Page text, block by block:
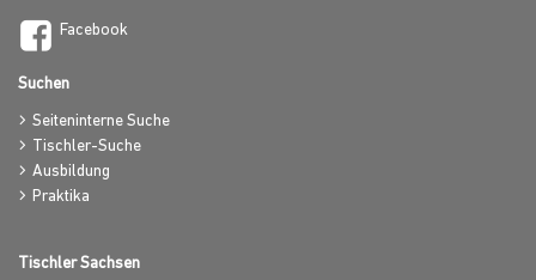
Facebook
Suchen
Seiteninterne Suche
Tischler-Suche
Ausbildung
Praktika
Tischler Sachsen